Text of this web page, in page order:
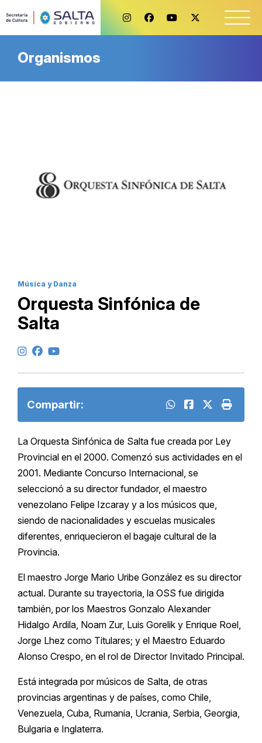
Organismos
Música y Danza
Orquesta Sinfónica de
Salta
Compartir:
La Orquesta Sinfónica de Salta fue creada por Ley
Provincial en el 2000. Comenzó sus actividades en el
2001. Mediante Concurso Internacional, se
seleccionó a su director fundador, el maestro
venezolano Felipe Izcaray y a los músicos que,
siendo de nacionalidades y escuelas musicales
diferentes, enriquecieron el bagaje cultural de la
Provincia.
El maestro Jorge Mario Uribe González es su director
actual. Durante su trayectoria, la OSS fue dirigida
también, por los Maestros Gonzalo Alexander
Hidalgo Ardila, Noam Zur, Luis Gorelik y Enrique Roel,
Jorge Lhez como Titulares; y el Maestro Eduardo
Alonso Crespo, en el rol de Director Invitado Principal.
Está integrada por músicos de Salta, de otras
provincias argentinas y de países, como Chile,
Venezuela, Cuba, Rumania, Ucrania, Serbia, Georgia,
Bulgaria e Inglaterra.